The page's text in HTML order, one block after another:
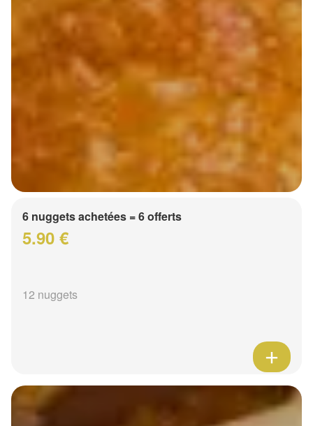
6 nuggets achetées = 6 offerts
5.90 €
12 nuggets